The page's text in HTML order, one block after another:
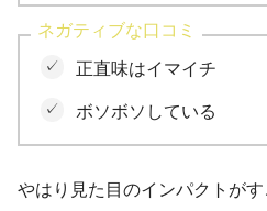
ネガティブな口コミ
正直味はイマイチ
ボソボソしている
やはり見た目のインパクトが